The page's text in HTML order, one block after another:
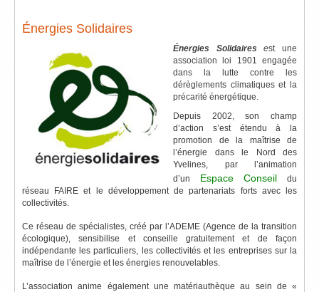
Énergies Solidaires
Énergies Solidaires est une
association loi 1901 engagée
dans la lutte contre les
dérèglements climatiques et la
précarité énergétique.
Depuis 2002, son champ
d’action s’est étendu à la
promotion de la maîtrise de
l’énergie dans le Nord des
Yvelines, par l’animation
d’un Espace Conseil
du
réseau FAIRE et le développement de partenariats forts avec les
collectivités.
Ce réseau de spécialistes, créé par l’ADEME (Agence de la transition
écologique), sensibilise et conseille gratuitement et de façon
indépendante les particuliers, les collectivités et les entreprises sur la
maîtrise de l’énergie et les énergies renouvelables.
L’association anime également une matériauthèque au sein de «